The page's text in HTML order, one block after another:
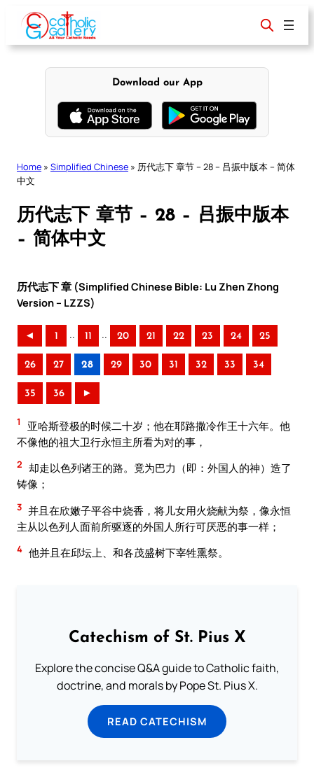
content
Download our App
Home » Simplified Chinese » 历代志下 章节 – 28 – 吕振中版本 – 简体
中文
历代志下 章节 – 28 – 吕振中版本
– 简体中文
历代志下 章 (Simplified Chinese Bible: Lu Zhen Zhong
Version – LZZS)
◄ 1 .. 11 .. 20 21 22 23 24 25
26 27 28 29 30 31 32 33 34
35 36 ►
1
亚哈斯登极的时候二十岁；他在耶路撒冷作王十六年。他
不像他的祖大卫行永恒主所看为对的事，
2 却走以色列诸王的路。竟为巴力（即：外国人的神）造了
铸像；
3 并且在欣嫩子平谷中烧香，将儿女用火烧献为祭，像永恒
主从以色列人面前所驱逐的外国人所行可厌恶的事一样；
4 他并且在邱坛上、和各茂盛树下宰牲熏祭。
Catechism of St. Pius X
Explore the concise Q&A guide to Catholic faith,
doctrine, and morals by Pope St. Pius X.
READ CATECHISM